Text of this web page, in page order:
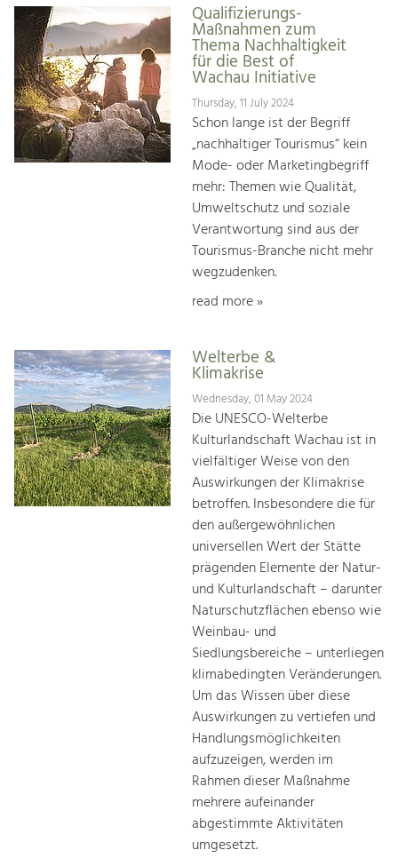
Qualifizierungs-
Maßnahmen zum
Thema Nachhaltigkeit
für die Best of
Wachau Initiative
Thursday, 11 July 2024
Schon lange ist der Begriff
„nachhaltiger Tourismus“ kein
Mode- oder Marketingbegriff
mehr: Themen wie Qualität,
Umweltschutz und soziale
Verantwortung sind aus der
Tourismus-Branche nicht mehr
wegzudenken.
read more »
Welterbe &
Klimakrise
Wednesday, 01 May 2024
Die UNESCO-Welterbe
Kulturlandschaft Wachau ist in
vielfältiger Weise von den
Auswirkungen der Klimakrise
betroffen. Insbesondere die für
den außergewöhnlichen
universellen Wert der Stätte
prägenden Elemente der Natur-
und Kulturlandschaft – darunter
Naturschutzflächen ebenso wie
Weinbau- und
Siedlungsbereiche – unterliegen
klimabedingten Veränderungen.
Um das Wissen über diese
Auswirkungen zu vertiefen und
Handlungsmöglichkeiten
aufzuzeigen, werden im
Rahmen dieser Maßnahme
mehrere aufeinander
abgestimmte Aktivitäten
umgesetzt.